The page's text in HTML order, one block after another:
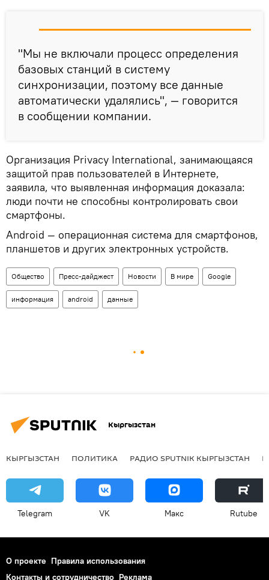
"Мы не включали процесс определения
базовых станций в систему
синхронизации, поэтому все данные
автоматически удалялись", — говорится
в сообщении компании.
Организация Privacy International, занимающаяся
защитой прав пользователей в Интернете,
заявила, что выявленная информация доказала:
люди почти не способны контролировать свои
смартфоны.
Android — операционная система для смартфонов,
планшетов и других электронных устройств.
Общество Пресс-дайджест Новости В мире Google
информация android данные
Кыргызстан
КЫРГЫЗСТАН ПОЛИТИКА РАДИО SPUTNIK КЫРГЫЗСТАН
Telegram VK Макс Rutube
О проекте Правила использования
Контакты и сотрудничество Реклама